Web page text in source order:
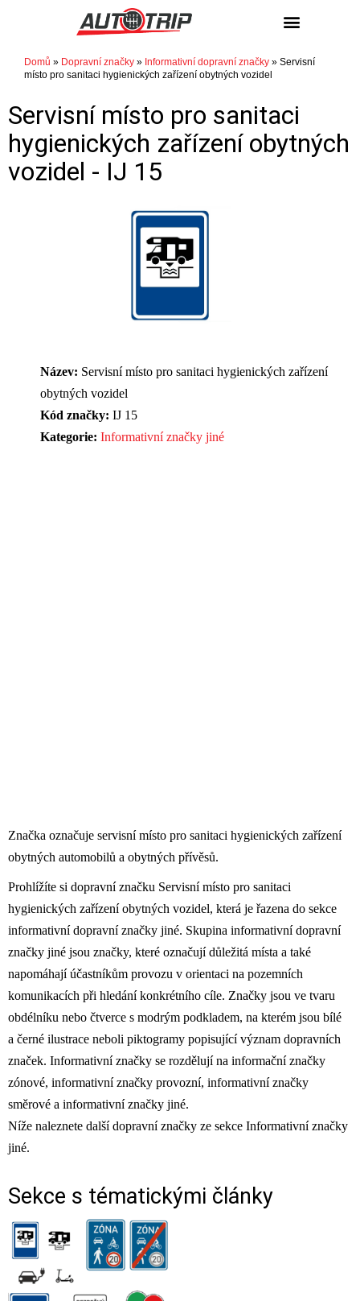
Domů » Dopravní značky » Informativní dopravní značky » Servisní
místo pro sanitaci hygienických zařízení obytných vozidel
Servisní místo pro sanitaci
hygienických zařízení obytných
vozidel - IJ 15
Název: Servisní místo pro sanitaci hygienických zařízení
obytných vozidel
Kód značky: IJ 15
Kategorie: Informativní značky jiné
Značka označuje servisní místo pro sanitaci hygienických zařízení
obytných automobilů a obytných přívěsů.
Prohlížíte si dopravní značku Servisní místo pro sanitaci
hygienických zařízení obytných vozidel, která je řazena do sekce
informativní dopravní značky jiné. Skupina informativní dopravní
značky jiné jsou značky, které označují důležitá místa a také
napomáhají účastníkům provozu v orientaci na pozemních
komunikacích při hledání konkrétního cíle. Značky jsou ve tvaru
obdélníku nebo čtverce s modrým podkladem, na kterém jsou bílé
a černé ilustrace neboli piktogramy popisující význam dopravních
značek. Informativní značky se rozdělují na informační značky
zónové, informativní značky provozní, informativní značky
směrové a informativní značky jiné.
Níže naleznete další dopravní značky ze sekce Informativní značky
jiné.
Sekce s tématickými články